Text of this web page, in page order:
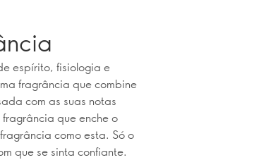
espírito, fisiologia e
fragrância que combine
com as suas notas
que enche o
como esta. Só o
que se sinta confiante.